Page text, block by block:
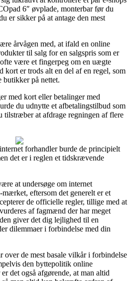
6″ øvplade, monterbar før du
er sikker på at antage den mest
årvågen med, at ifald en online
til salg for en salgspris som er
være et fingerpeg om en uægte
kort er trods alt en del af en regel, som
butikker på nettet.
med kort eller betalinger med
du udnytte et afbetalingstilbud som
at afdrage regningen af flere
forhandler burde de principielt
det er i reglen et tidskrævende
at undersøge om internet
eftersom det generelt er et
de officielle regler, tillige med at
af fagmænd der har meget
giver det dig lejlighed til en
dilemmaer i forbindelse med din
over de mest basale vilkår i forbindelse
den byttepolitik online
det også afgørende, at man altid